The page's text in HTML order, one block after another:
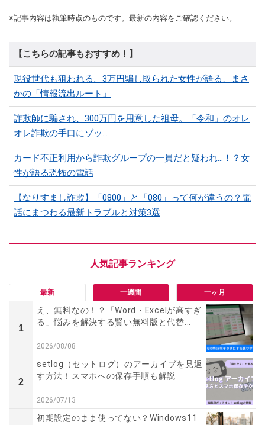
※記事内容は執筆時点のものです。最新の内容をご確認ください。
【こちらの記事もおすすめ！】
現役世代も狙われる。3万円騙し取られた女性が語る、まさ
かの「情報流出ルート」
詐欺師に騙され、300万円を用意した祖母。「令和」のオレ
オレ詐欺の手口にゾッ…
カード不正利用から詐欺グループの一員だと疑われ…！？女
性が語る恐怖の電話
【なりすまし詐欺】「0800」と「080」って何が違うの？電
話にまつわる最新トラブルと対策3選
最新 一週間 一ヶ月
1
え、無料なの！？「Word・Excelが高すぎ
る」悩みを解決する賢い無料版と代替...
2026/08/08
2
setlog（セットログ）のアーカイブを見返
す方法！スマホへの保存手順も解説
2026/07/13
初期設定のまま使ってない？Windows11